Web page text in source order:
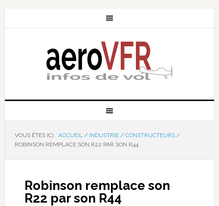
VOUS ÊTES ICI : ACCUEIL / INDUSTRIE / CONSTRUCTEURS /
ROBINSON REMPLACE SON R22 PAR SON R44
Robinson remplace son
R22 par son R44